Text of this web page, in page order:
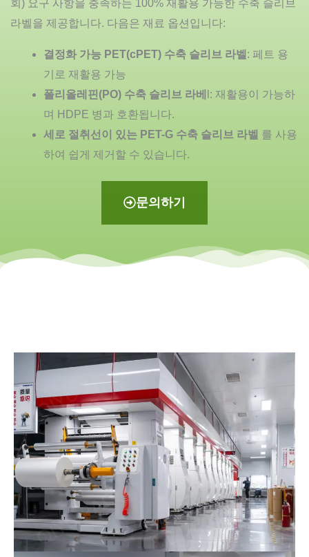
회) 요구 사항을 충족하는 100% 재활용 가능한 수축 슬리브
라벨을 제공합니다. 다음은 재료 옵션입니다:
결정화 가능 PET(cPET) 수축 슬리브 라벨 : 페트 용
기로 재활용 가능
폴리올레핀(PO) 수축 슬리브 라베
l: 재활용이 가능하
며 HDPE 병과 호환됩니다.
세로 절취선이 있는 PET-G 수축 슬리브 라벨 를 사용
하여 쉽게 제거할 수 있습니다.
문의하기